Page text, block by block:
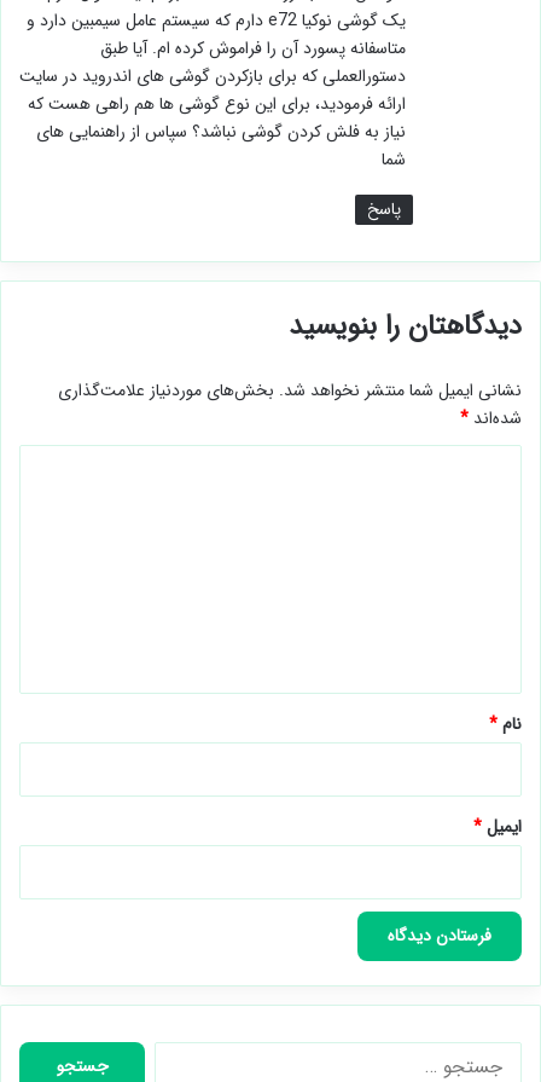
یک گوشی نوکیا e72 دارم که سیستم عامل سیمبین دارد و
متاسفانه پسورد آن را فراموش کرده ام. آیا طبق
دستورالعملی که برای بازکردن گوشی های اندروید در سایت
ارائه فرمودید، برای این نوع گوشی ها هم راهی هست که
نیاز به فلش کردن گوشی نباشد؟ سپاس از راهنمایی های
شما
پاسخ
دیدگاهتان را بنویسید
نشانی ایمیل شما منتشر نخواهد شد. بخش‌های موردنیاز علامت‌گذاری
شده‌اند *
نام*
ایمیل*
جستجو